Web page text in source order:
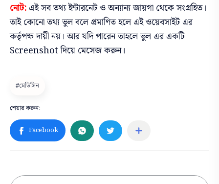
নোট: এই সব তথ্য ইন্টারনেট ও অন্যান্য জায়গা থেকে সংগ্রহিত।
তাই কোনো তথ্য ভুল বলে প্রমাণিত হলে এই ওয়েবসাইট এর
কর্তৃপক্ষ দায়ী নয়। আর যদি পারেন তাহলে ভুল এর একটি
Screenshot দিয়ে মেসেজ করুন।